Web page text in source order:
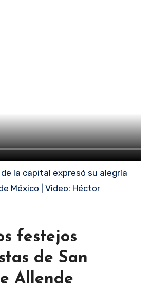
la capital expresó su alegría
México | Video: Héctor
festejos
de San
Allende